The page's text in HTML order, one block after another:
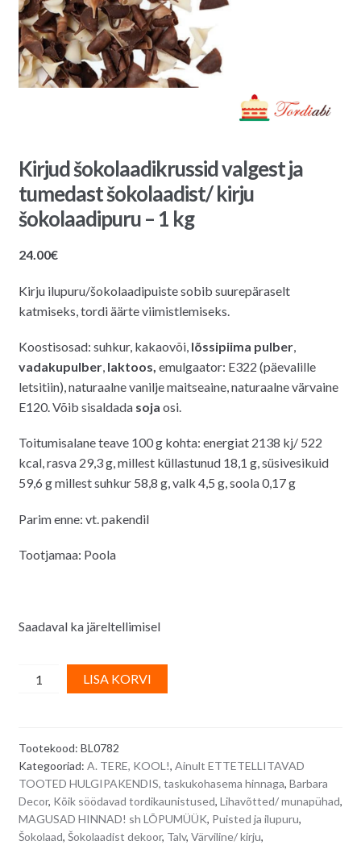
Kirjud šokolaadikrussid valgest ja
tumedast šokolaadist/ kirju
šokolaadipuru – 1 kg
24.00€
Kirju ilupuru/šokolaadipuiste sobib suurepäraselt
katmiseks, tordi äärte viimistlemiseks.
Koostisosad: suhkur, kakaovõi,lõssipiima pulber,
vadakupulber,laktoos, emulgaator: E322 (päevalille
letsitiin), naturaalne vanilje maitseaine, naturaalne värvaine
E120. Võib sisaldada soja osi.
Toitumisalane teave 100 g kohta: energiat 2138 kj/ 522
kcal, rasva 29,3 g, millest küllastunud 18,1 g, süsivesikuid
59,6 g millest suhkur 58,8 g, valk 4,5 g, soola 0,17 g
Parim enne: vt. pakendil
Tootjamaa: Poola
Saadaval ka järeltellimisel
Kirjud
šokolaadikrussid
tumedast
šokolaadist/
kirju
šokolaadipuru
-
LISA KORVI
n
t
i
Tootekood: BL0782
Kategooriad: A. TERE, KOOL!, Ainult ETTETELLITAVAD
TOOTED HULGIPAKENDIS, taskukohasema hinnaga, Barbara
Decor, Kõik söödavad tordikaunistused, Lihavõtted/ munapühad,
MAGUSAD HINNAD! sh LÕPUMÜÜK, Puisted ja ilupuru,
Šokolaad, Šokolaadist dekoor, Talv, Värviline/ kirju,